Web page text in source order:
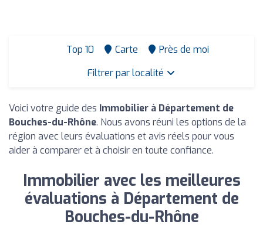
Top 10 Carte
Près de moi
Filtrer par localité
Voici votre guide des Immobilier à Département de
Bouches-du-Rhône. Nous avons réuni les options de la
région avec leurs évaluations et avis réels pour vous
aider à comparer et à choisir en toute confiance.
Immobilier avec les meilleures
évaluations à Département de
Bouches-du-Rhône